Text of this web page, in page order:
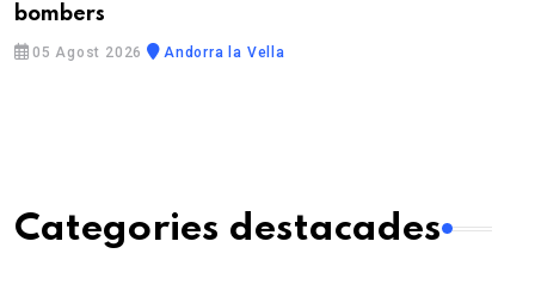
bombers
05 Agost 2026 Andorra la Vella
Categories destacades